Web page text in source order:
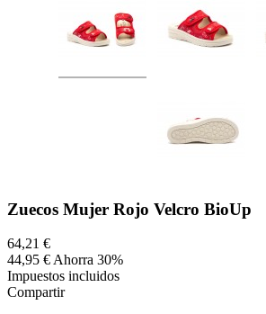
Zuecos Mujer Rojo Velcro BioUp
64,21 €
44,95 €Ahorra 30%
Impuestos incluidos
Compartir